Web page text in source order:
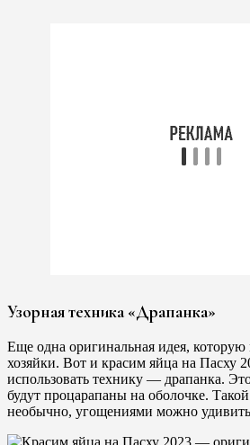
Узорная техника «Драпанка»
Еще одна оригинальная идея, которую
хозяйки. Вот и красим яйца на Пасху
использовать технику — драпанка.
будут процарапаны на оболочке.
необычно, угощениями можно удивить